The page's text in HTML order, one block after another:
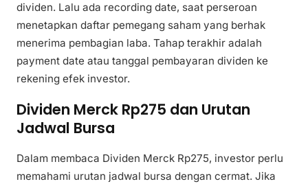
dividen. Lalu ada recording date, saat perseroan
menetapkan daftar pemegang saham yang berhak
menerima pembagian laba. Tahap terakhir adalah
payment date atau tanggal pembayaran dividen ke
rekening efek investor.
Dividen Merck Rp275 dan Urutan
Jadwal Bursa
Dalam membaca Dividen Merck Rp275, investor perlu
memahami urutan jadwal bursa dengan cermat. Jika